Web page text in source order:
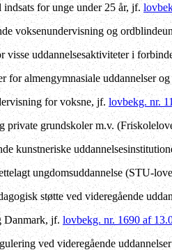
for unge under 25 år, jf.
voksenundervisning og
visse uddannelsesaktiviteter i
for almengymnasiale uddannelser
for voksne, jf. lovbekg. nr.
private grundskoler m.v.
kunstneriske
ungdomsuddannelse (STU-
støtte ved videregående
Danmark, jf. lovbekg. nr. 1690 af
ved videregående